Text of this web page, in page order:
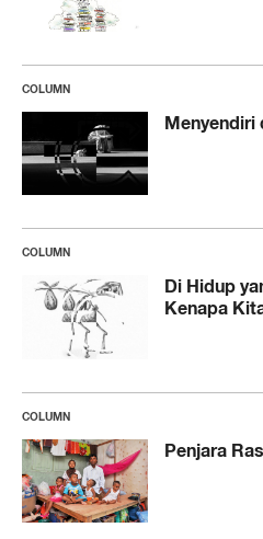
COLUMN
Menyendiri
COLUMN
Di Hidup
Kenapa
COLUMN
Penjara